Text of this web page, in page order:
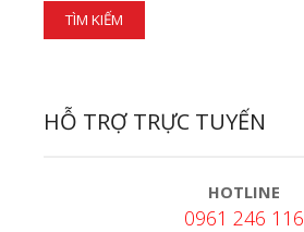
HỖ TRỢ TRỰC TUYẾN
HOTLINE
0961 246 116